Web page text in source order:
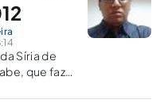
Síria de
que faz
desafios